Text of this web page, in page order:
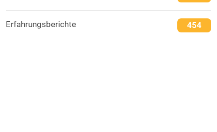
Erfahrungsberichte 454